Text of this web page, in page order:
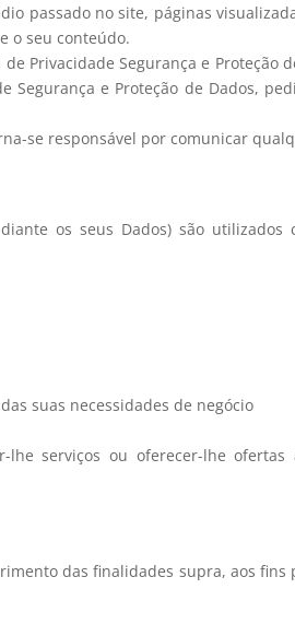
passado no site, páginas
o seu conteúdo.
Privacidade Segurança e Proteção
Segurança e Proteção de Dados,
se responsável por comunicar
os seus Dados) são utilizados
suas necessidades de negócio
serviços ou oferecer-lhe ofertas
das finalidades supra, aos fins